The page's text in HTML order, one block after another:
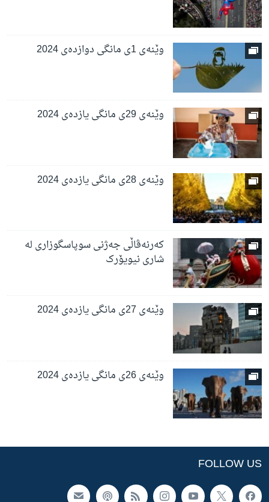
وێنەی 1ی مانگی دوازدەی 2024
وێنەی 29ی مانگی یازدەی 2024
وێنەی 28ی مانگی یازدەی 2024
کەرنەڤاڵی جەژنی سوپاسگوزاری لە
شاری نیویۆرک
وێنەی 27ی مانگی یازدەی 2024
وێنەی 26ی مانگی یازدەی 2024
FOLLOW US